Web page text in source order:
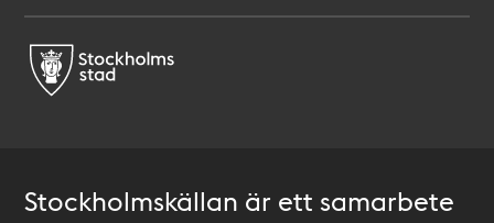
Stockholmskällan är ett samarbete